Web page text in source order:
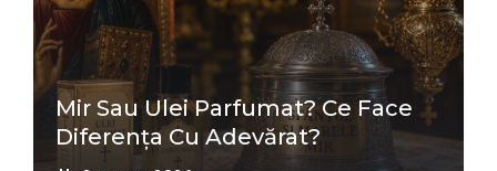
Mir Sau Ulei Parfumat? Ce Face
Diferența Cu Adevărat?